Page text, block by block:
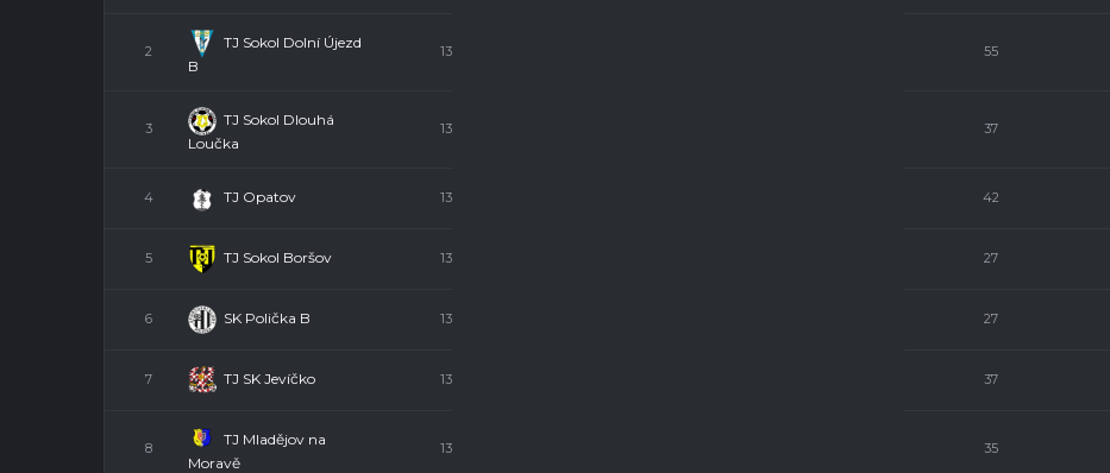
2
TJ Sokol Dolní Újezd
B
13 55
3
TJ Sokol Dlouhá
Loučka
13 37
4 TJ Opatov 13 42
5 TJ Sokol Boršov 13 27
6 SK Polička B 13 27
7 TJ SK Jevíčko 13 37
8
TJ Mladějov na
Moravě
13 35